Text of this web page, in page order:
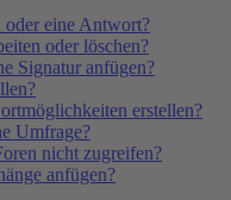
oder eine Antwort?
oder löschen?
Signatur anfügen?
erstellen?
Umfrage?
nicht zugreifen?
anfügen?